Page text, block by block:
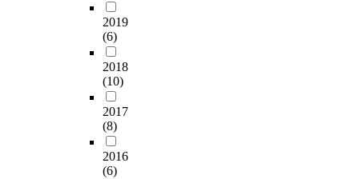
2019
(6)
2018
(10)
2017
(8)
2016
(6)